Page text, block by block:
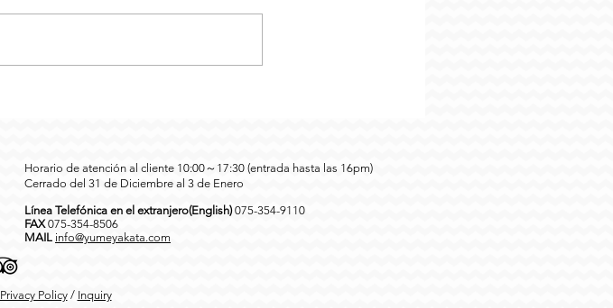
Horario de atención al cliente 10:00～17:30 (entrada hasta las 16pm)
Cerrado del 31 de Diciembre al 3 de Enero
Línea Telefónica en el extranjero(English)075-354-9110
FAX075-354-8506
MAIL info@yumeyakata.com
Privacy Policy/ Inquiry